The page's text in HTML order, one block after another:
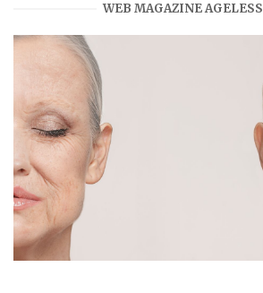
WEB MAGAZINE AGELESS